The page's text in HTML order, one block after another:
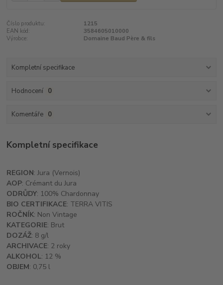
Číslo produktu:
1215
EAN kód:
3584605010000
Výrobce:
Domaine Baud Père & fils
Kompletní specifikace
Hodnocení 0
Komentáře 0
Kompletní specifikace
REGION: Jura (Vernois)
AOP: Crémant du Jura
ODRŮDY: 100% Chardonnay
BIO CERTIFIKACE: TERRA VITIS
ROČNÍK: Non Vintage
KATEGORIE: Brut
DOZÁŽ: 8 g/l
ARCHIVACE: 2 roky
ALKOHOL: 12 %
OBJEM: 0,75 l